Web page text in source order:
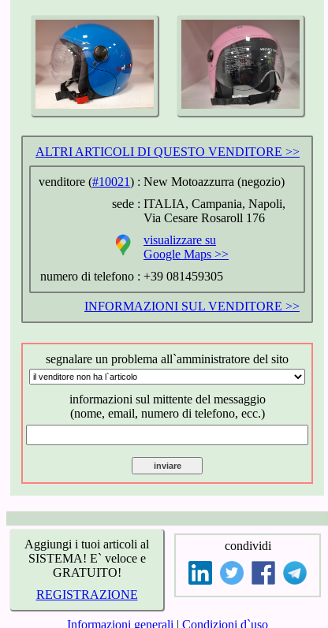
ALTRI ARTICOLI DI QUESTO VENDITORE >>
venditore (#10021) : New Motoazzurra (negozio)
sede : ITALIA, Campania, Napoli,
Via Cesare Rosaroll 176
visualizzare su
Google Maps >>
numero di telefono : +39 081459305
INFORMAZIONI SUL VENDITORE >>
segnalare un problema all`amministratore del sito
informazioni sul mittente del messaggio
(nome, email, numero di telefono, ecc.)
Aggiungi i tuoi articoli al
SISTEMA! E` veloce e
GRATUITO!
REGISTRAZIONE
condividi
Informazioni generali | Condizioni d`uso